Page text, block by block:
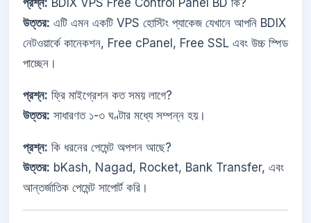
প্রশ্ন: BDIX VPS Free Control Panel BD কি?
উত্তর: এটি এমন একটি VPS হোস্টিং প্যাকেজ যেখানে আপনি BDIX
নেটওয়ার্কে কানেকশন, Free cPanel, Free SSL এবং উচ্চ স্পিড
পাচ্ছেন।
প্রশ্ন: ফ্রি মাইগ্রেশন কত সময় লাগে?
উত্তর: সাধারণত ১-৩ ঘণ্টার মধ্যে সম্পন্ন হয়।
প্রশ্ন: কি ধরনের পেমেন্ট অপশন আছে?
উত্তর: bKash, Nagad, Rocket, Bank Transfer, এবং
আন্তর্জাতিক পেমেন্ট সাপোর্ট করি।